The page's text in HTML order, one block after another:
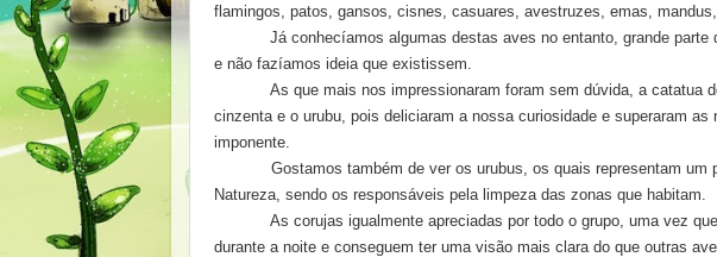
flamingos, patos, gansos, cisnes, casuares, avestruzes, emas,
Já conhecíamos algumas destas aves no entanto, grande
e não fazíamos ideia que existissem.
As que mais nos impressionaram foram sem dúvida, a catatua
cinzenta e o urubu, pois deliciaram a nossa curiosidade e superaram
imponente.
Gostamos também de ver os urubus, os quais representam um
Natureza, sendo os responsáveis pela limpeza das zonas que habitam.
As corujas igualmente apreciadas por todo o grupo, uma vez que
durante a noite e conseguem ter uma visão mais clara do que outras